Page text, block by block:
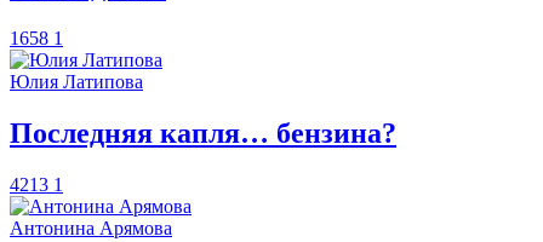
1658 1
Юлия Латипова
​Последняя капля… бензина?
4213 1
Антонина Арямова